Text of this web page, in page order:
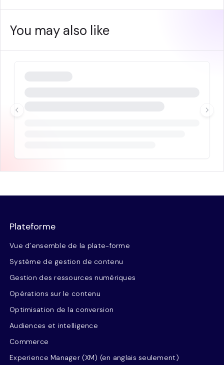
You may also like
Plateforme
Vue d’ensemble de la plate-forme
Système de gestion de contenu
Gestion des ressources numériques
Opérations sur le contenu
Optimisation de la conversion
Audiences et intelligence
Commerce
Experience Manager (XM) (en anglais seulement)